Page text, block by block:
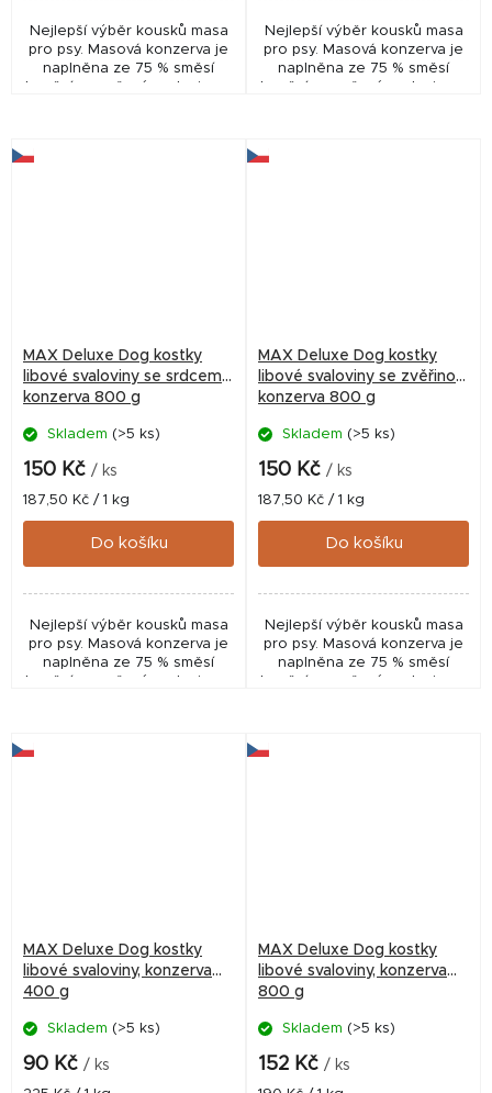
Nejlepší výběr kousků masa
pro psy. Masová konzerva je
naplněna ze 75 % směsí
hovězí a vepřové svaloviny a
Nejlepší výběr kousků masa
pro psy. Masová konzerva je
naplněna ze 75 % směsí
hovězí a vepřové svaloviny a
MAX Deluxe Dog kostky
libové svaloviny se srdcem,
konzerva 800 g
Skladem (>5 ks)
150 Kč / ks
Měrná
cena:
187,50 Kč / 1 kg
Do košíku
Nejlepší výběr kousků masa
pro psy. Masová konzerva je
naplněna ze 75 % směsí
hovězí a vepřové svaloviny a
MAX Deluxe Dog kostky
libové svaloviny se zvěřinou,
konzerva 800 g
Skladem (>5 ks)
150 Kč / ks
Měrná
cena:
187,50 Kč / 1 kg
Do košíku
Nejlepší výběr kousků masa
pro psy. Masová konzerva je
naplněna ze 75 % směsí
hovězí a vepřové svaloviny a
MAX Deluxe Dog kostky
libové svaloviny, konzerva
400 g
Skladem (>5 ks)
90 Kč / ks
MAX Deluxe Dog kostky
libové svaloviny, konzerva
800 g
Skladem (>5 ks)
152 Kč / ks